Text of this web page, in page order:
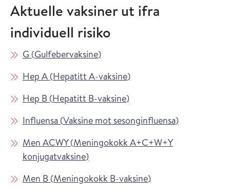
Aktuelle vaksiner ut ifra
individuell risiko
Les mer om
G (Gulfebervaksine)i Vaksinasjonsveilederen
Les mer om
Hep A (Hepatitt A-vaksine)i Vaksinasjonsveilederen
Les mer om
Hep B (Hepatitt B-vaksine)i Vaksinasjonsveilederen
Les mer om
Influensa (Vaksine mot sesonginfluensa)i
Les mer om
Men ACWY(Meningokokk A+C+W+Y
konjugatvaksine)i Vaksinasjonsveilederen
Les mer om
Men B (Meningokokk B-vaksine)i